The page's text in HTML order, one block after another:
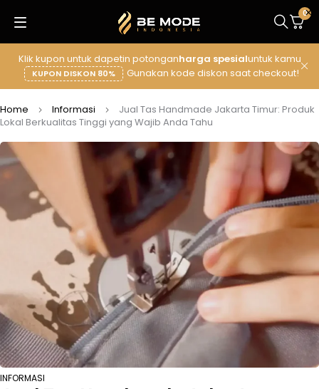
Klik kupon untuk dapetin potonganharga spesialuntuk kamu
KUPON DISKON 80% Gunakan kode diskon saat checkout!
0
Home Informasi
Jual Tas Handmade Jakarta Timur: Produk
Lokal Berkualitas Tinggi yang Wajib Anda Tahu
INFORMASI